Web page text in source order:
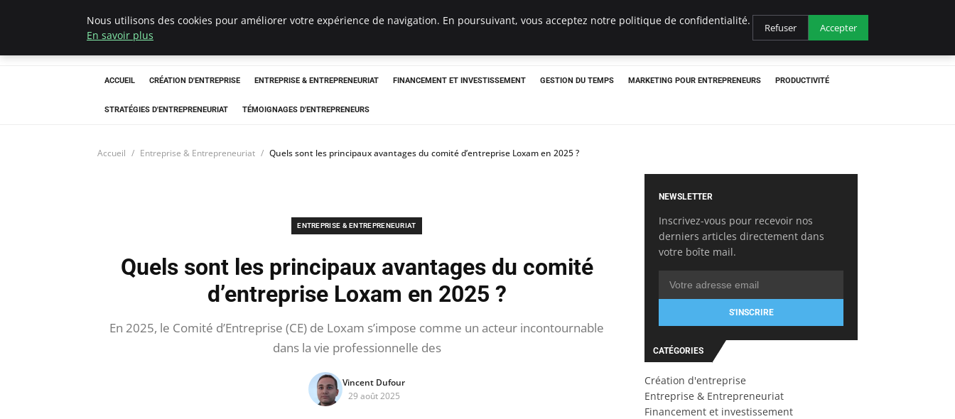
LECFCM
ACCUEIL CRÉATION D'ENTREPRISE ENTREPRISE & ENTREPRENEURIAT FINANCEMENT ET INVESTISSEMENT GESTION DU TEMPS MARKETING POUR ENTREPRENEURS PRODUCTIVITÉ
STRATÉGIES D'ENTREPRENEURIAT TÉMOIGNAGES D'ENTREPRENEURS
Accueil Entreprise & Entrepreneuriat Quels sont les principaux avantages du comité d’entreprise Loxam en 2025 ?
ENTREPRISE & ENTREPRENEURIAT
Quels sont les principaux avantages du comité
d’entreprise Loxam en 2025 ?
En 2025, le Comité d’Entreprise (CE) de Loxam s’impose comme un acteur incontournable
dans la vie professionnelle des
Vincent Dufour
29 août 2025
NEWSLETTER
Inscrivez-vous pour recevoir nos
derniers articles directement dans
votre boîte mail.
S'INSCRIRE
CATÉGORIES
Création d'entreprise
Entreprise & Entrepreneuriat
Financement et investissement
Nous utilisons des cookies pour améliorer votre expérience de navigation. En poursuivant, vous acceptez notre politique de confidentialité.
En savoir plus
Refuser Accepter